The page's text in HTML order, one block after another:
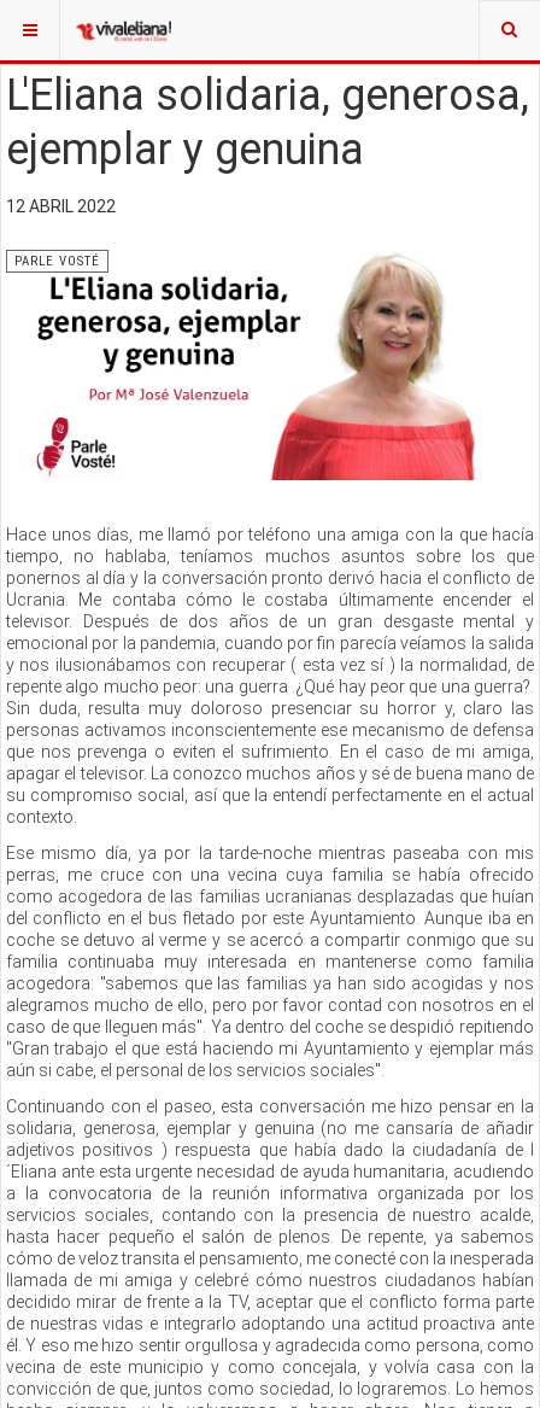
L'Eliana solidaria, generosa,
ejemplar y genuina
12 ABRIL 2022
PARLE VOSTÉ
Hace unos días, me llamó por teléfono una amiga con la que hacía
tiempo, no hablaba, teníamos muchos asuntos sobre los que
ponernos al día y la conversación pronto derivó hacia el conflicto de
Ucrania. Me contaba cómo le costaba últimamente encender el
televisor. Después de dos años de un gran desgaste mental y
emocional por la pandemia, cuando por fin parecía veíamos la salida
y nos ilusionábamos con recuperar ( esta vez sí ) la normalidad, de
repente algo mucho peor: una guerra .¿Qué hay peor que una guerra?.
Sin duda, resulta muy doloroso presenciar su horror y, claro las
personas activamos inconscientemente ese mecanismo de defensa
que nos prevenga o eviten el sufrimiento. En el caso de mi amiga,
apagar el televisor. La conozco muchos años y sé de buena mano de
su compromiso social, así que la entendí perfectamente en el actual
contexto.
Ese mismo día, ya por la tarde-noche mientras paseaba con mis
perras, me cruce con una vecina cuya familia se había ofrecido
como acogedora de las familias ucranianas desplazadas que huían
del conflicto en el bus fletado por este Ayuntamiento. Aunque iba en
coche se detuvo al verme y se acercó a compartir conmigo que su
familia continuaba muy interesada en mantenerse como familia
acogedora: "sabemos que las familias ya han sido acogidas y nos
alegramos mucho de ello, pero por favor contad con nosotros en el
caso de que lleguen más". Ya dentro del coche se despidió repitiendo
"Gran trabajo el que está haciendo mi Ayuntamiento y ejemplar más
aún si cabe, el personal de los servicios sociales".
Continuando con el paseo, esta conversación me hizo pensar en la
solidaria, generosa, ejemplar y genuina (no me cansaría de añadir
adjetivos positivos ) respuesta que había dado la ciudadanía de l
´Eliana ante esta urgente necesidad de ayuda humanitaria, acudiendo
a la convocatoria de la reunión informativa organizada por los
servicios sociales, contando con la presencia de nuestro acalde,
hasta hacer pequeño el salón de plenos. De repente, ya sabemos
cómo de veloz transita el pensamiento, me conecté con la inesperada
llamada de mi amiga y celebré cómo nuestros ciudadanos habían
decidido mirar de frente a la TV, aceptar que el conflicto forma parte
de nuestras vidas e integrarlo adoptando una actitud proactiva ante
él. Y eso me hizo sentir orgullosa y agradecida como persona, como
vecina de este municipio y como concejala, y volvía casa con la
convicción de que, juntos como sociedad, lo lograremos. Lo hemos